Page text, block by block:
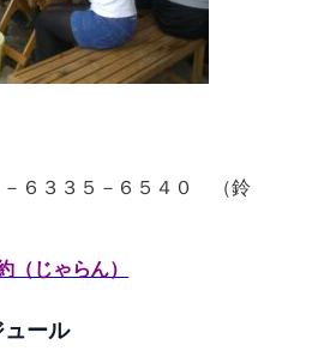
３５－６５４０ （鈴
（じゃらん）
ール